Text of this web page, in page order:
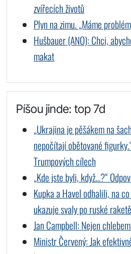
zvířecích životů
Plyn na zimu. „Máme
Hušbauer (ANO): Chci,
makat
Píšou jinde: top 7d
„Ukrajina je pěšákem na
nepočítají obětované
Trumpových cílech
„Kde jste byli, když…?“
Kupka a Havel odhalili, na
ukazuje svaly po ruské
Jan Campbell: Nejen
Ministr Červený: Jak